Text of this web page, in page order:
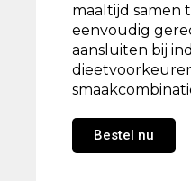
maaltijd samen
eenvoudig
aansluiten bij
Bestel nu